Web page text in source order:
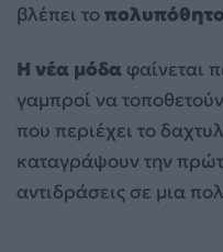
βλέπει τοπολυπόθητο
Η νέα μόδα φαίνεται
γαμπροί να
που περιέχει το
καταγράψουν την
αντιδράσεις σε μια